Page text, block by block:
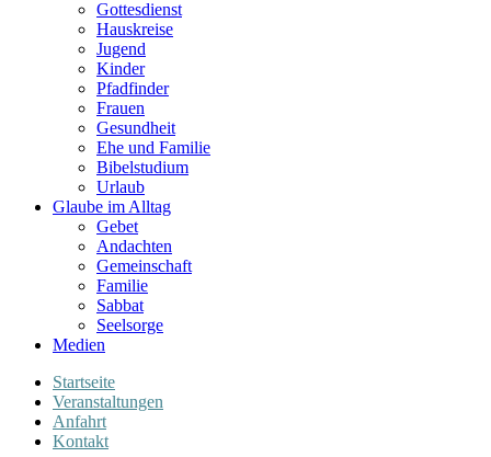
Gottesdienst
Hauskreise
Jugend
Kinder
Pfadfinder
Frauen
Gesundheit
Ehe und Familie
Bibelstudium
Urlaub
Glaube im Alltag
Gebet
Andachten
Gemeinschaft
Familie
Sabbat
Seelsorge
Medien
Startseite
Veranstaltungen
Anfahrt
Kontakt